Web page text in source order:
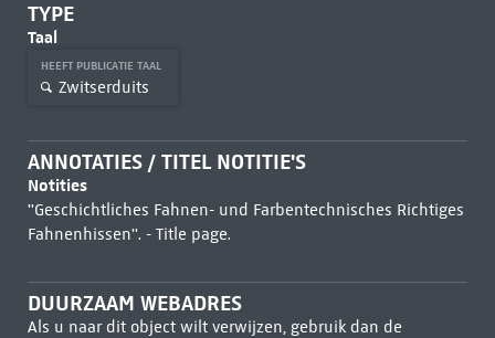
TYPE
Taal
HEEFT PUBLICATIE TAAL
Zwitserduits
ANNOTATIES / TITEL NOTITIE'S
Notities
''Geschichtliches Fahnen- und Farbentechnisches Richtiges
Fahnenhissen''. - Title page.
DUURZAAM WEBADRES
Als u naar dit object wilt verwijzen, gebruik dan de